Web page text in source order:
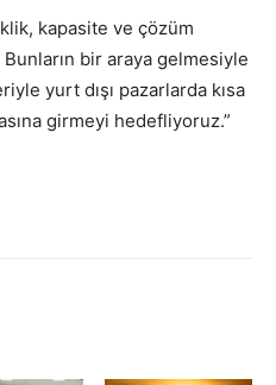
kapasite ve çözüm
bir araya gelmesiyle
yurt dışı pazarlarda kısa
girmeyi hedefliyoruz.”